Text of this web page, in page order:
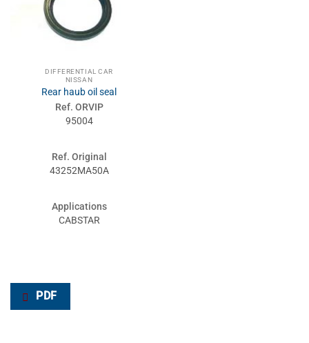
DIFFERENTIAL CAR
NISSAN
Rear haub oil seal
Ref. ORVIP
95004
Ref. Original
43252MA50A
Applications
CABSTAR
PDF